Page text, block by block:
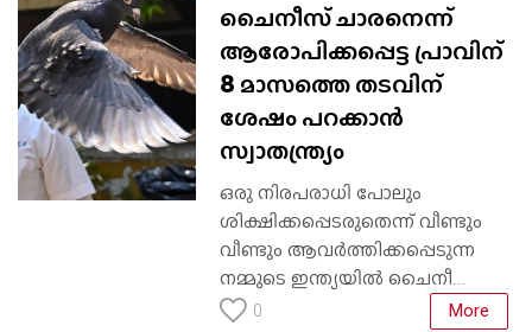
ചൈനീസ് ചാരനെന്ന്
ആരോപിക്കപ്പെട്ട പ്രാവിന്
8 മാസത്തെ തടവിന്
ശേഷം പറക്കാൻ
സ്വാതന്ത്ര്യം
ഒരു നിരപരാധി പോലും
ശിക്ഷിക്കപ്പെടരുതെന്ന് വീണ്ടും
വീണ്ടും ആവർത്തിക്കപ്പെടുന്ന
നമ്മുടെ ഇന്ത്യയിൽ ചൈനീ...
0 More